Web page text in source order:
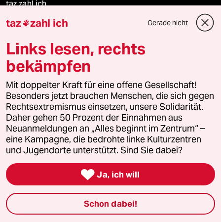
taz zahl ich
recherchefonds ausland
panterstiftung
panterpreis 2026
Podcast
bundestalk
fernverbindung
klima update°
taz zahl ich Gerade nicht
Links lesen, rechts
bekämpfen
Mit doppelter Kraft für eine offene Gesellschaft!
Besonders jetzt brauchen Menschen, die sich gegen
Rechtsextremismus einsetzen, unsere Solidarität.
Daher gehen 50 Prozent der Einnahmen aus
Neuanmeldungen an „Alles beginnt im Zentrum“ –
eine Kampagne, die bedrohte linke Kulturzentren
und Jugendorte unterstützt. Sind Sie dabei?
 Ja, ich will
Schon dabei!